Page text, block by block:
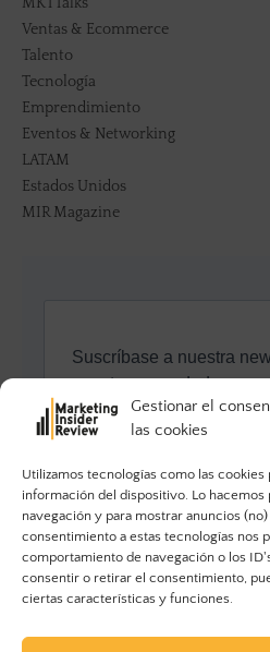
Gestionar el
las cookies
Utilizamos tecnologías como las
información del dispositivo. Lo
navegación y para mostrar anuncios (no)
consentimiento a estas tecnologías nos
comportamiento de navegación o los
consentir o retirar el consentimiento,
ciertas características y funciones.
Ventas & Ecommerce
Talento
Tecnología
Emprendimiento
Eventos & Networking
LATAM
Estados Unidos
MIR Magazine